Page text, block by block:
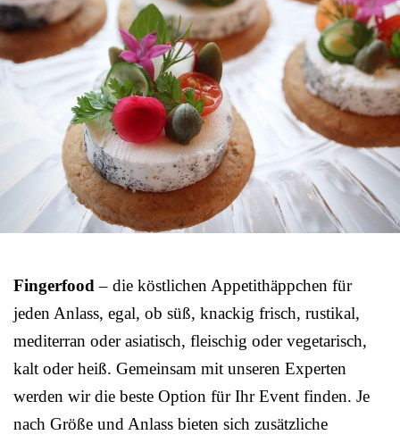
Fingerfood– die köstlichen Appetithäppchen für
jeden Anlass, egal, ob süß, knackig frisch, rustikal,
mediterran oder asiatisch, fleischig oder vegetarisch,
kalt oder heiß. Gemeinsam mit unseren Experten
werden wir die beste Option für Ihr Event finden. Je
nach Größe und Anlass bieten sich zusätzliche